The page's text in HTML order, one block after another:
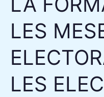
LES
LES
LES
ELECCIONS
AL
PARLAMENT